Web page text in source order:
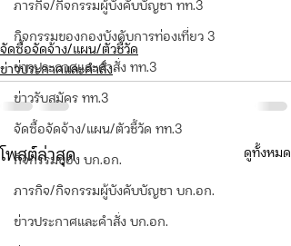
ภารกิจ/กิจกรรมผู้บังคับบัญชา ทท.3
กิจกรรมของกองบังคับการท่องเที่ยว 3
ข่าวประกาศและคำสั่ง ทท.3
ข่าวรับสมัคร ทท.3
จัดซื้อจัดจ้าง/แผน/ตัวชี้วัด ทท.3
กิจกรรมของ บก.อก.
ภารกิจ/กิจกรรมผู้บังคับบัญชา บก.อก.
ข่าวประกาศและคำสั่ง บก.อก.
จัดซื้อจัดจ้าง/แผน/ตัวชี้วัด
ข่าวประกาศและคำสั่ง
โพสต์ล่าสุด ดูทั้งหมด